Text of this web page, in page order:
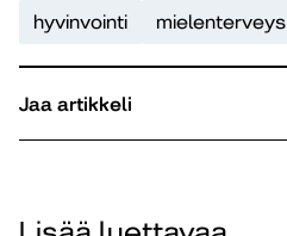
hyvinvointi
mielenterveys
Jaa artikkeli